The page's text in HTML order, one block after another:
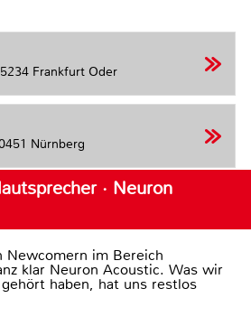
Frankfurt Oder
Nürnberg
· Neuron
Newcomern im Bereich
klar Neuron Acoustic. Was wir
haben, hat uns restlos